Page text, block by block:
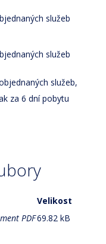
služeb
služeb
služeb,
za 6 dní pobytu
Velikost
PDF69.82 kB